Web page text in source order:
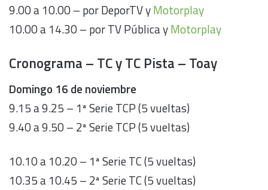
9.00 a 10.00 – por DeporTV yMotorplay
10.00 a 14.30 – por TV Pública yMotorplay
Cronograma – TC y TC Pista – Toay
Domingo 16 de noviembre
9.15 a 9.25 – 1ª Serie TCP (5 vueltas)
9.40 a 9.50 – 2ª Serie TCP (5 vueltas)
10.10 a 10.20 – 1ª Serie TC (5 vueltas)
10.35 a 10.45 – 2ª Serie TC (5 vueltas)